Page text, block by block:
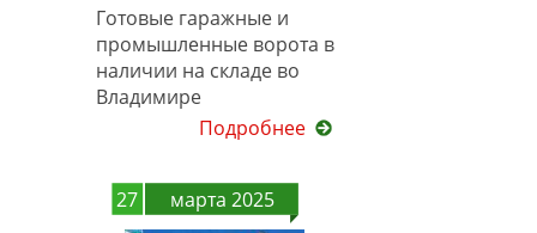
Готовые гаражные и
промышленные ворота в
наличии на складе во
Владимире
Подробнее
27 марта 2025